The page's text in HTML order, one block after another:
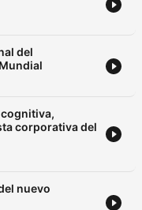
del
corporativa del
nuevo